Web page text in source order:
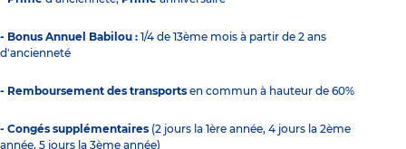
- Bonus Annuel Babilou : 1/4 de 13ème mois à partir de 2 ans
d'ancienneté
- Remboursement des transports en commun à hauteur de 60%
- Congés supplémentaires (2 jours la 1ère année, 4 jours la 2ème
année, 5 jours la 3ème année)